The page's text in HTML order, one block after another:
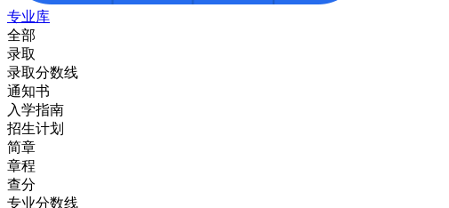
专业库
全部
录取
录取分数线
通知书
入学指南
招生计划
简章
章程
查分
专业分数线